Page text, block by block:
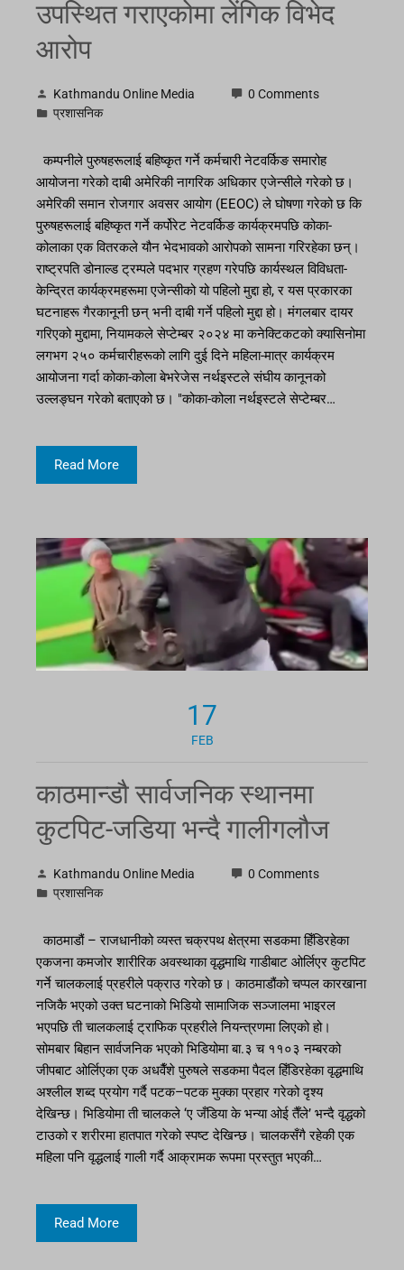
उपस्थित गराएकोमा लेंगिक विभेद
आरोप
Kathmandu Online Media
0 Comments
प्रशासनिक
कम्पनीले पुरुषहरूलाई बहिष्कृत गर्ने कर्मचारी नेटवर्किङ समारोह
आयोजना गरेको दाबी अमेरिकी नागरिक अधिकार एजेन्सीले गरेको छ।
अमेरिकी समान रोजगार अवसर आयोग (EEOC) ले घोषणा गरेको छ कि
पुरुषहरूलाई बहिष्कृत गर्ने कर्पोरेट नेटवर्किङ कार्यक्रमपछि कोका-
कोलाका एक वितरकले यौन भेदभावको आरोपको सामना गरिरहेका छन्।
राष्ट्रपति डोनाल्ड ट्रम्पले पदभार ग्रहण गरेपछि कार्यस्थल विविधता-
केन्द्रित कार्यक्रमहरूमा एजेन्सीको यो पहिलो मुद्दा हो, र यस प्रकारका
घटनाहरू गैरकानूनी छन् भनी दाबी गर्ने पहिलो मुद्दा हो। मंगलबार दायर
गरिएको मुद्दामा, नियामकले सेप्टेम्बर २०२४ मा कनेक्टिकटको क्यासिनोमा
लगभग २५० कर्मचारीहरूको लागि दुई दिने महिला-मात्र कार्यक्रम
आयोजना गर्दा कोका-कोला बेभरेजेस नर्थइस्टले संघीय कानूनको
उल्लङ्घन गरेको बताएको छ। "कोका-कोला नर्थइस्टले सेप्टेम्बर…
Read More
17
FEB
काठमान्डौ सार्वजनिक स्थानमा
कुटपिट-जडिया भन्दै गालीगलौज
Kathmandu Online Media
0 Comments
प्रशासनिक
काठमाडौं – राजधानीको व्यस्त चक्रपथ क्षेत्रमा सडकमा हिँडिरहेका
एकजना कमजोर शारीरिक अवस्थाका वृद्धमाथि गाडीबाट ओर्लिएर कुटपिट
गर्ने चालकलाई प्रहरीले पक्राउ गरेको छ। काठमाडौंको चप्पल कारखाना
नजिकै भएको उक्त घटनाको भिडियो सामाजिक सञ्जालमा भाइरल
भएपछि ती चालकलाई ट्राफिक प्रहरीले नियन्त्रणमा लिएको हो।
सोमबार बिहान सार्वजनिक भएको भिडियोमा बा.३ च ११०३ नम्बरको
जीपबाट ओर्लिएका एक अधवैँशे पुरुषले सडकमा पैदल हिँडिरहेका वृद्धमाथि
अश्लील शब्द प्रयोग गर्दै पटक–पटक मुक्का प्रहार गरेको दृश्य
देखिन्छ। भिडियोमा ती चालकले ‘ए जँडिया के भन्या ओई तैँले’ भन्दै वृद्धको
टाउको र शरीरमा हातपात गरेको स्पष्ट देखिन्छ। चालकसँगै रहेकी एक
महिला पनि वृद्धलाई गाली गर्दै आक्रामक रूपमा प्रस्तुत भएकी…
Read More